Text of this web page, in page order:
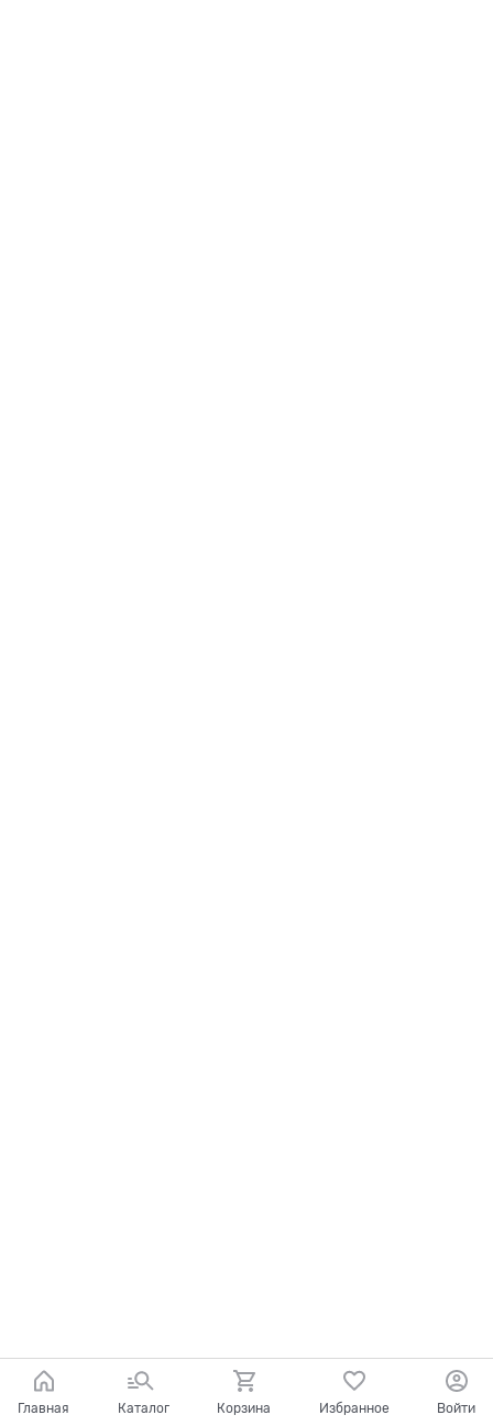
Главная Каталог Корзина Избранное Войти